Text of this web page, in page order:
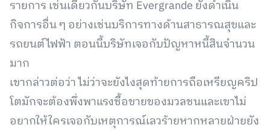
รายการ เช่นเดียวกันบริษัท Evergrande ยังดำเนิน
กิจการอื่น ๆ อย่างเช่นบริการทางด้านสาธารณสุขและ
รถยนต์ไฟฟ้า ตอนนี้บริษัทเจอกับปัญหาหนี้สินจำนวน
มาก
เขากล่าวต่อว่า ไม่ว่าจะยังไงสุดท้ายการถือเหรียญคริป
โตมักจะต้องพึ่งพาแรงซื้อขายของมวลชนและเขาไม่
อยากให้ใครเจอกับเหตุการณ์เลวร้ายหากหลายฝ่ายยัง